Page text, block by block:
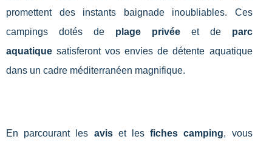
promettent des instants baignade inoubliables. Ces
campings dotés de plage privéeet de parc
aquatique satisferont vos envies de détente aquatique
dans un cadre méditerranéen magnifique.
En parcourant les aviset lesfiches camping, vous